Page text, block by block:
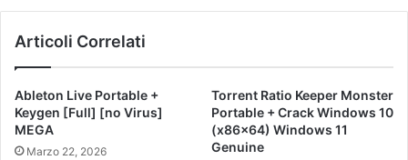
Articoli Correlati
Ableton Live Portable +
Keygen [Full] [no Virus]
MEGA
Marzo 22, 2026
Torrent Ratio Keeper Monster
Portable + Crack Windows 10
(x86x64) Windows 11
Genuine